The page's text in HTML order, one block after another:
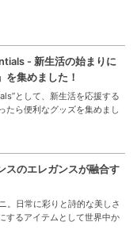
- 新生活の始まりに
を集めました！
として、新生活を応援する
たら便利なグッズを集めまし
スのエレガンスが融合す
。日常に彩りと詩的な美しさ
するアイテムとして世界中か